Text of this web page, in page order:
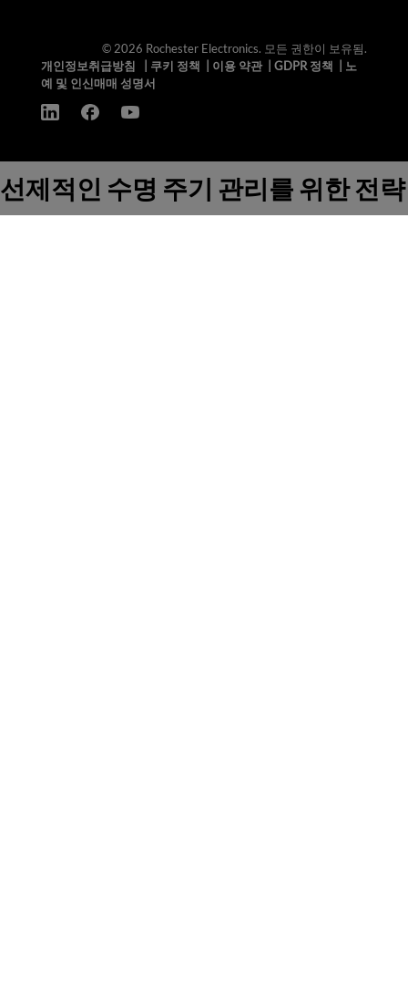
© 2026 Rochester Electronics. 모든 권한이 보유됨.
개인정보취급방침
쿠키 정책 이용 약관| GDPR 정책
노
예 및 인신매매 성명서
선제적인 수명 주기 관리를 위한 전략